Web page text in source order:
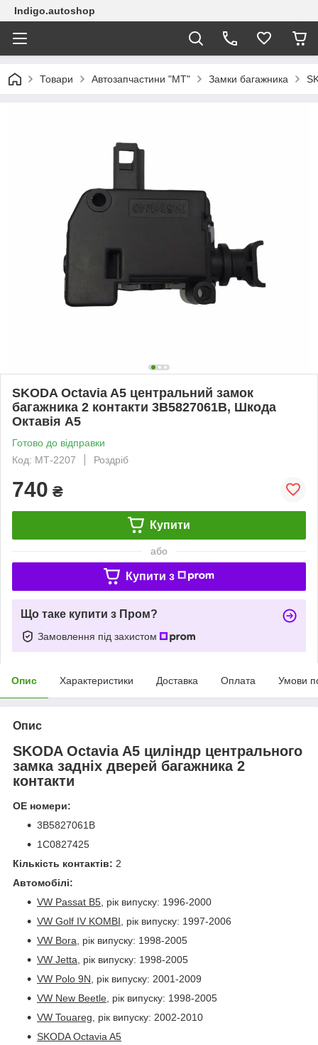
Indigo.autoshop
Товари Автозапчастини "МТ" Замки багажника
SKODA Octavia A5 центральний замок
багажника 2 контакти 3B5827061B, Шкода
Октавія А5
Готово до відправки
Код: МТ-2207
Роздріб
740 ₴
Купити
або
Купити з
Що таке купити з Пром?
Замовлення під захистом
Опис Характеристики Доставка Оплата Умови
Опис
SKODA Octavia A5 циліндр центрального
замка задніх дверей багажника 2
контакти
ОЕ номери:
3B5827061B
1C0827425
Кількість контактів: 2
Автомобілі:
VW Passat B5, рік випуску: 1996-2000
VW Golf IV KOMBI, рік випуску: 1997-2006
VW Bora, рік випуску: 1998-2005
VW Jetta, рік випуску: 1998-2005
VW Polo 9N, рік випуску: 2001-2009
VW New Beetle, рік випуску: 1998-2005
VW Touareg, рік випуску: 2002-2010
SKODA Octavia A5